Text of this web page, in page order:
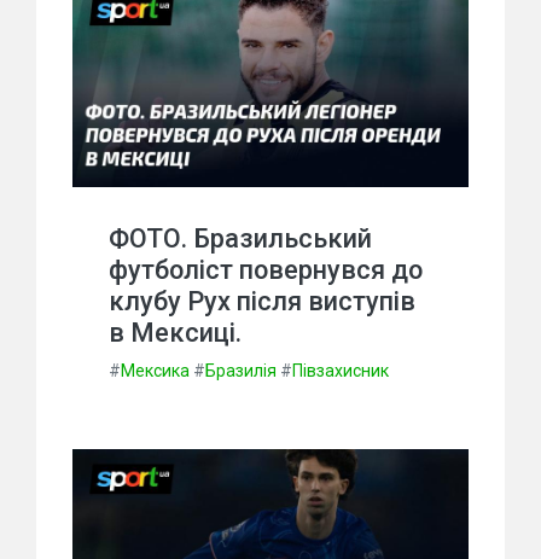
ФОТО. Бразильський
футболіст повернувся до
клубу Рух після виступів
в Мексиці.
#Мексика #Бразилія #Півзахисник